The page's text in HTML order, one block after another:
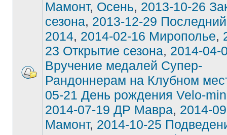
Мамонт, Осень, 2013-10-26
сезона, 2013-12-29
2014, 2014-02-16 Мирополье,
23 Открытие сезона, 2014-04-
Вручение медалей Супер-
Рандоннерам на Клубном
05-21 День рождения Velo-
2014-07-19 ДР Мавра, 2014-
Мамонт, 2014-10-25